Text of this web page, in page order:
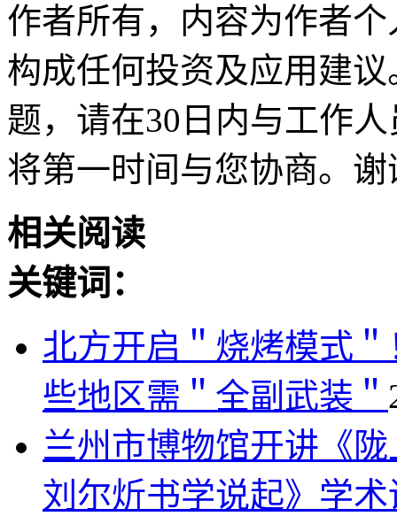
作者所有，内容为作者
构成任何投资及应用建
题，请在30日内与工作
将第一时间与您协商。
相关阅读
关键词：
北方开启＂烧烤模式
些地区需＂全副武装＂
兰州市博物馆开讲《
刘尔炘书学说起》学术